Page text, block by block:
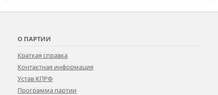
О ПАРТИИ
Краткая справка
Контактная информация
Устав КПРФ
Программа партии